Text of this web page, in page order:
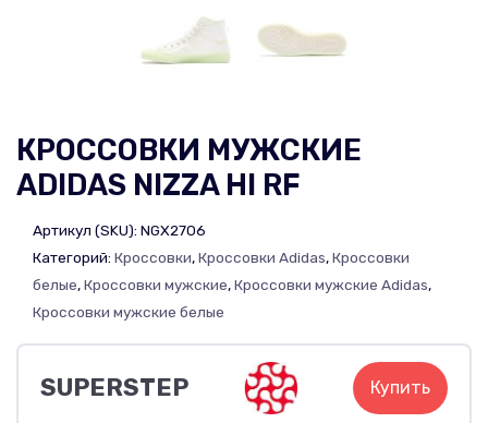
КРОССОВКИ МУЖСКИЕ
ADIDAS NIZZA HI RF
Артикул (SKU): NGX2706
Категорий: Кроссовки,Кроссовки Adidas,Кроссовки
белые,Кроссовки мужские,Кроссовки мужские Adidas,
Кроссовки мужские белые
SUPERSTEP Купить